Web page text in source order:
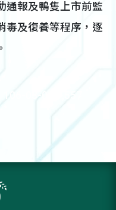
通報及鴨隻上市前監
毒及復養等程序，逐
106-03-03:1,557